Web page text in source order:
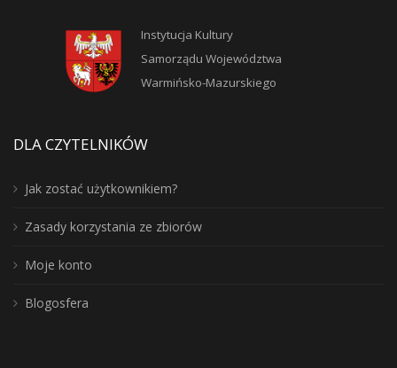
Instytucja Kultury
Samorządu Województwa
Warmińsko-Mazurskiego
DLA CZYTELNIKÓW
Jak zostać użytkownikiem?
Zasady korzystania ze zbiorów
Moje konto
Blogosfera